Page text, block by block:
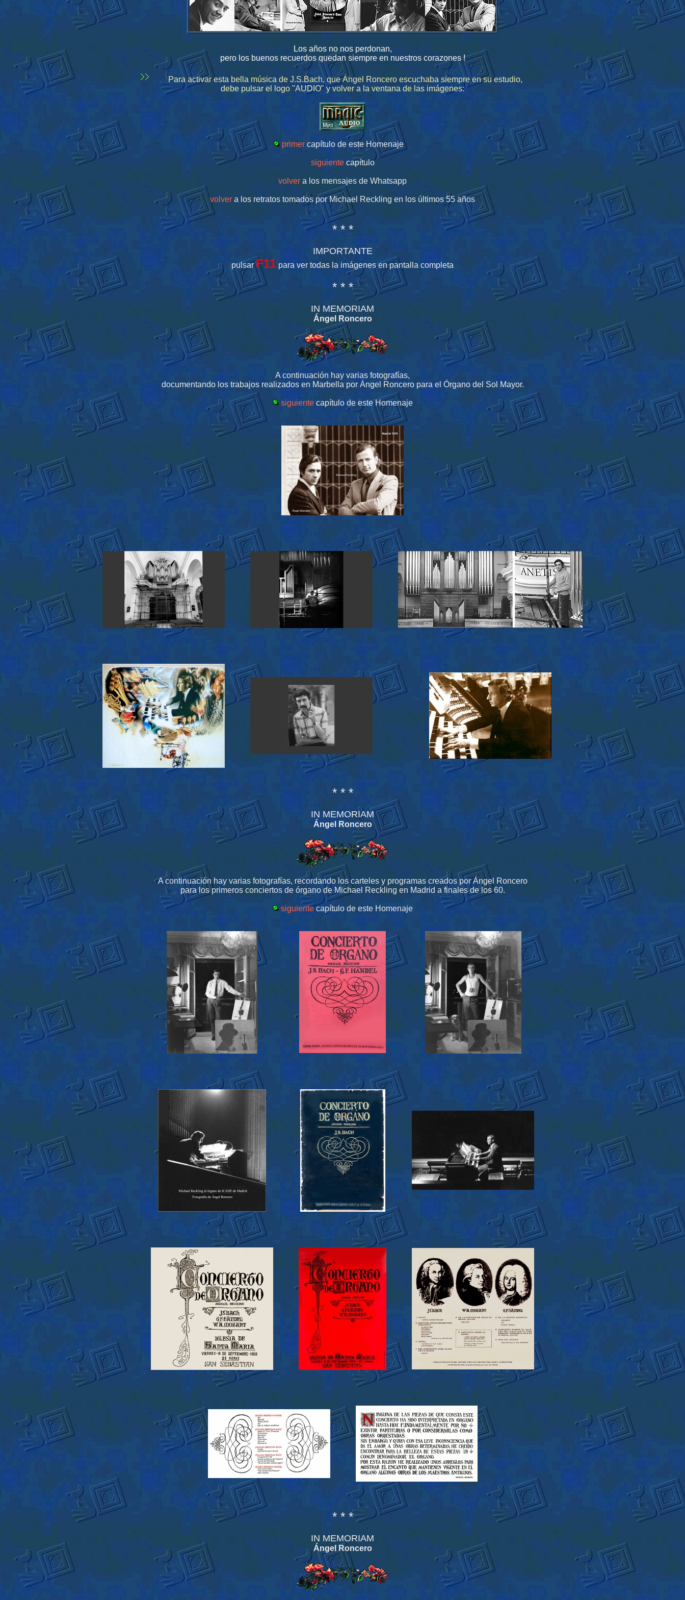
Los años no nos perdonan,
pero los buenos recuerdos quedan siempre en nuestros corazones !
Para activar esta bella música de J.S.Bach, que Ángel Roncero escuchaba siempre en su estudio,
debe pulsar el logo "AUDIO" y volver a la ventana de las imágenes:
primercapítulo de este Homenaje
siguientecapítulo
volver a los mensajes de Whatsapp
volver a los retratos tomados por Michael Reckling en los últimos 55 años
* * *
IMPORTANTE
pulsarF11 para ver todas la imágenes en pantalla completa
* * *
IN MEMORIAM
Ángel Roncero
A continuación hay varias fotografías,
documentando los trabajos realizados en Marbella por Ángel Roncero para el Órgano del Sol Mayor.
siguientecapítulo de este Homenaje
* * *
IN MEMORIAM
Ángel Roncero
A continuación hay varias fotografías, recordando los carteles y programas creados por Ángel Roncero
para los primeros conciertos de órgano de Michael Reckling en Madrid a finales de los 60.
siguientecapítulo de este Homenaje
* * *
IN MEMORIAM
Ángel Roncero